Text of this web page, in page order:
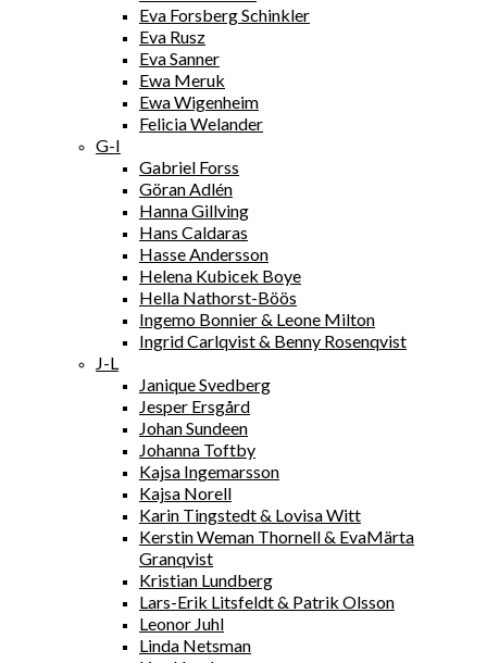
Eva Forsberg Schinkler
Eva Rusz
Eva Sanner
Ewa Meruk
Ewa Wigenheim
Felicia Welander
G-I
Gabriel Forss
Göran Adlén
Hanna Gillving
Hans Caldaras
Hasse Andersson
Helena Kubicek Boye
Hella Nathorst-Böös
Ingemo Bonnier & Leone Milton
Ingrid Carlqvist & Benny Rosenqvist
J-L
Janique Svedberg
Jesper Ersgård
Johan Sundeen
Johanna Toftby
Kajsa Ingemarsson
Kajsa Norell
Karin Tingstedt & Lovisa Witt
Kerstin Weman Thornell & EvaMärta
Granqvist
Kristian Lundberg
Lars-Erik Litsfeldt & Patrik Olsson
Leonor Juhl
Linda Netsman